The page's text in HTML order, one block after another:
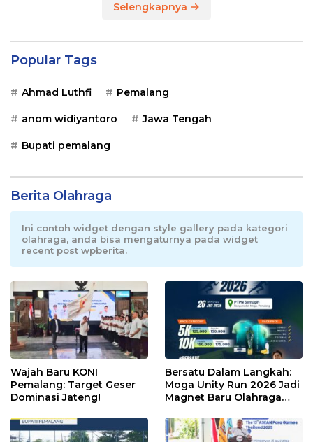
Selengkapnya
Popular Tags
Ahmad Luthfi Pemalang
anom widiyantoro Jawa Tengah
Bupati pemalang
Berita Olahraga
Ini contoh widget dengan style gallery pada kategori
olahraga, anda bisa mengaturnya pada widget
recent post wpberita.
Wajah Baru KONI
Pemalang: Target Geser
Dominasi Jateng!
Bersatu Dalam Langkah:
Moga Unity Run 2026 Jadi
Magnet Baru Olahraga